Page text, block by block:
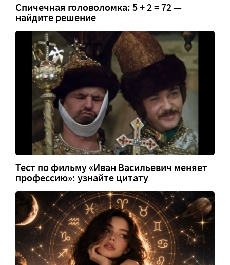
Спичечная головоломка: 5 + 2 = 72 —
найдите решение
Тест по фильму «Иван Васильевич меняет
профессию»: узнайте цитату